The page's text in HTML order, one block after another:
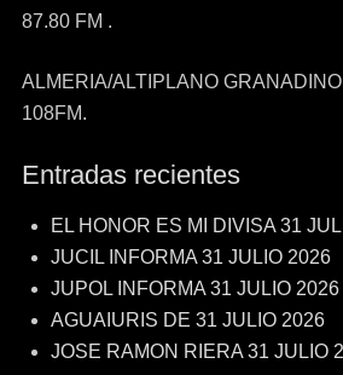
87.80 FM .
ALMERIA/ALTIPLANO GRANADINO
108FM.
Entradas recientes
EL HONOR ES MI DIVISA 31
JUCIL INFORMA 31 JULIO 2026
JUPOL INFORMA 31 JULIO 2026
AGUAIURIS DE 31 JULIO 2026
JOSE RAMON RIERA 31 JULIO